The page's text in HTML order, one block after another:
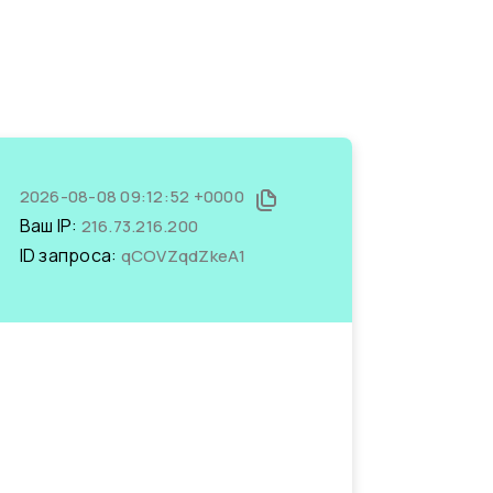
2026-08-08 09:12:52 +0000
Ваш IP: 216.73.216.200
ID запроса: qCOVZqdZkeA1